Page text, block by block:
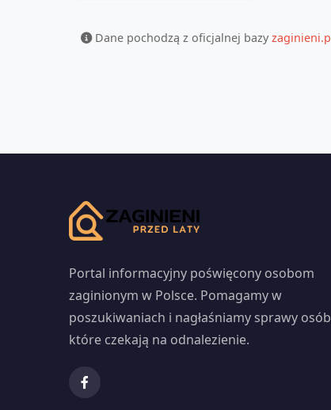
Dane pochodzą z oficjalnej bazy
Portal informacyjny poświęcony osobom
zaginionym w Polsce. Pomagamy w
poszukiwaniach i nagłaśniamy sprawy
które czekają na odnalezienie.